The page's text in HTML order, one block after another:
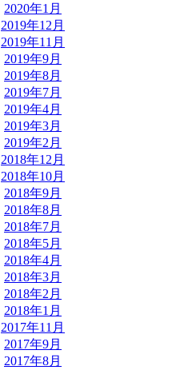
2020年1月
2019年12月
2019年11月
2019年9月
2019年8月
2019年7月
2019年4月
2019年3月
2019年2月
2018年12月
2018年10月
2018年9月
2018年8月
2018年7月
2018年5月
2018年4月
2018年3月
2018年2月
2018年1月
2017年11月
2017年9月
2017年8月